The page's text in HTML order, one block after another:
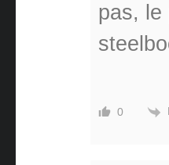
pas, le
0